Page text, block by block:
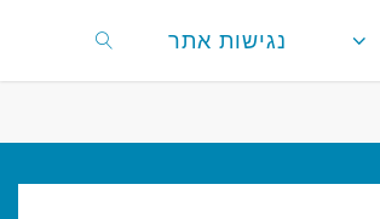
נגישות אתר